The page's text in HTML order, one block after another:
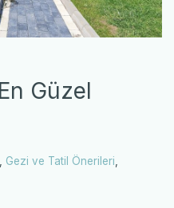
Güzel
Gezi ve Tatil Önerileri